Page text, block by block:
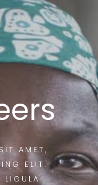
AMET,
ELIT.
LIGULA